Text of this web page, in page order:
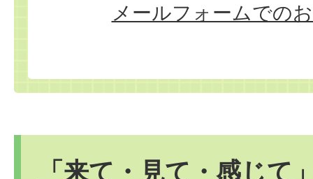
メールフォームでの
「来て・見て・感じて